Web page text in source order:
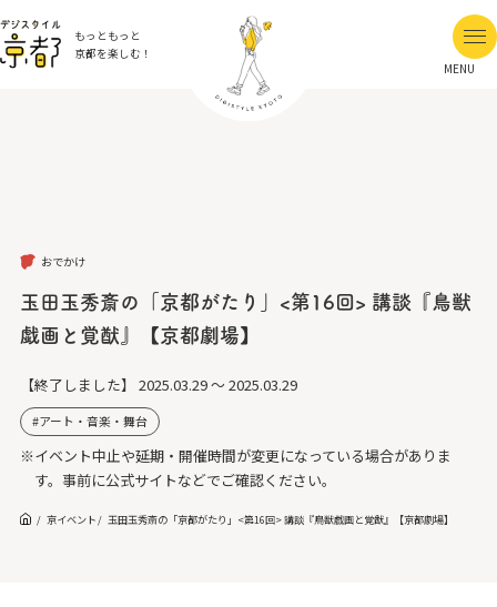
もっともっと
京都を楽しむ！
MENU
おでかけ
玉田玉秀斎の「京都がたり」<第16回> 講談『鳥獣
戯画と覚猷』【京都劇場】
【終了しました】 2025.03.29 ～ 2025.03.29
アート・音楽・舞台
※イベント中止や延期・開催時間が変更になっている場合がありま
す。事前に公式サイトなどでご確認ください。
京イベント 玉田玉秀斎の「京都がたり」<第16回> 講談『鳥獣戯画と覚猷』【京都劇場】